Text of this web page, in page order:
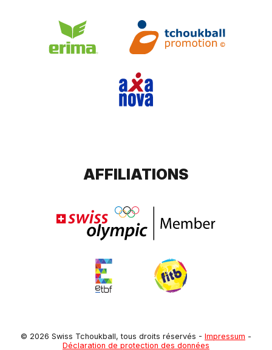
AFFILIATIONS
© 2026 Swiss Tchoukball, tous droits réservés - Impressum -
Déclaration de protection des données